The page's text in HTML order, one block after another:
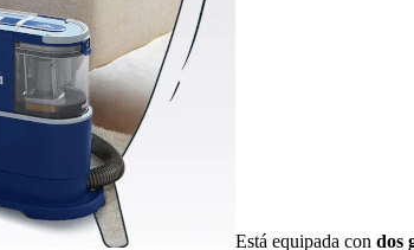
Está equipada con dos